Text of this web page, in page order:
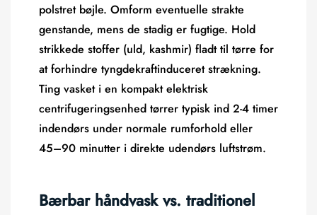
polstret bøjle. Omform eventuelle strakte
genstande, mens de stadig er fugtige. Hold
strikkede stoffer (uld, kashmir) fladt til tørre for
at forhindre tyngdekraftinduceret strækning.
Ting vasket i en kompakt elektrisk
centrifugeringsenhed tørrer typisk ind 2-4 timer
indendørs under normale rumforhold eller
45–90 minutter i direkte udendørs luftstrøm.
Bærbar håndvask vs. traditionel